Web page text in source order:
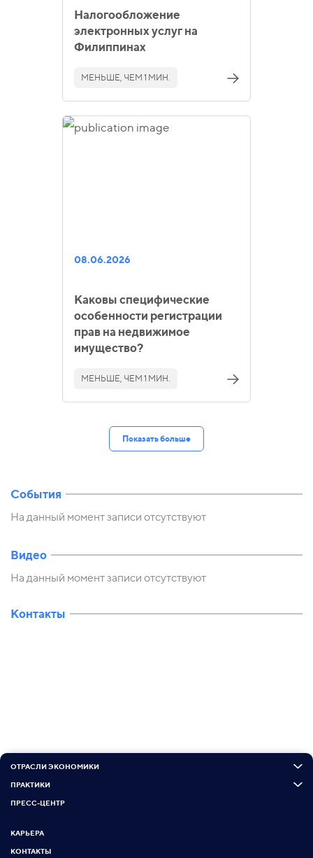
Налогообложение
электронных услуг на
Филиппинах
МЕНЬШЕ, ЧЕМ 1 МИН.
08.06.2026
Каковы специфические
особенности регистрации
прав на недвижимое
имущество?
МЕНЬШЕ, ЧЕМ 1 МИН.
Показать больше
События
На данный момент записи отсутствуют
Видео
На данный момент записи отсутствуют
Контакты
ОТРАСЛИ ЭКОНОМИКИ
ПРАКТИКИ
ПРЕСС-ЦЕНТР
КАРЬЕРА
КОНТАКТЫ